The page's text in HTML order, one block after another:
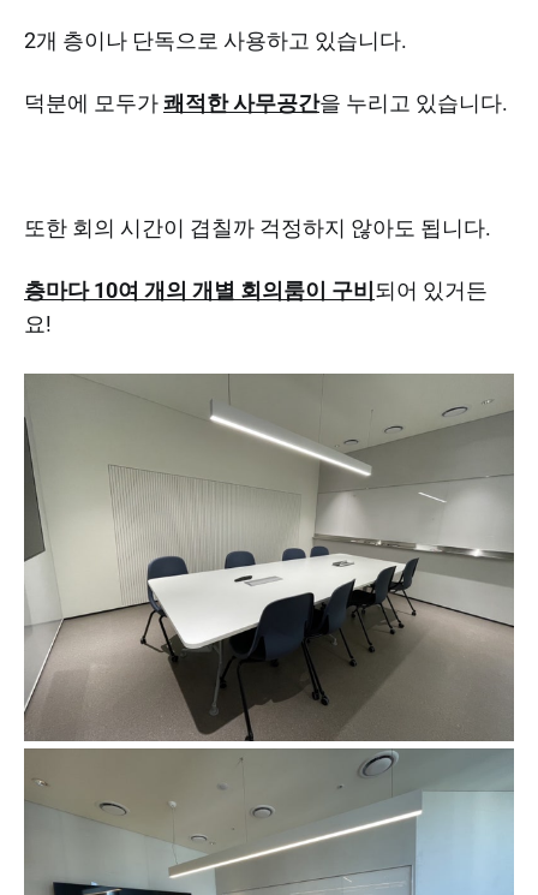
2개 층이나 단독으로 사용하고 있습니다.
덕분에 모두가쾌적한 사무공간을 누리고 있습니다.
또한 회의 시간이 겹칠까 걱정하지 않아도 됩니다.
층마다 10여 개의 개별 회의룸이 구비되어 있거든
요!